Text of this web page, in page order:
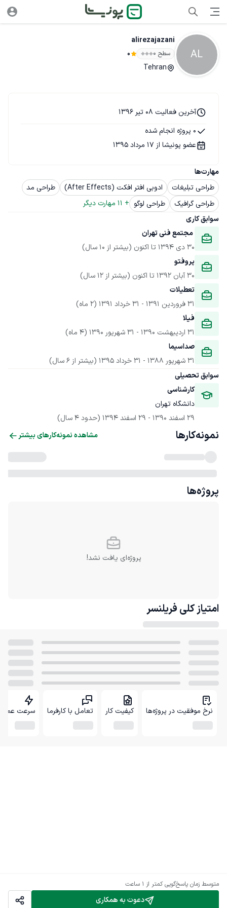
AL
alirezajazani
سطح ۰ 0
Tehran
دعوت به همکاری
متوسط زمان پاسخ‌گویی کمتر از 1 ساعت
مهارت‌ها
طراحی تبلیغات
ادوبی افتر افکت (After Effects)
طراحی مد
طراحی گرافیک
طراحی لوگو +
11 مهارت دیگر
سوابق کاری
30 دی 1394
تا اکنون (بیشتر از 10 سال)
پروفتو
30 آبان 1392
تا اکنون (بیشتر از 12 سال)
تعطیلات
31 فروردین 1391
- 31 خرداد 1391
(2 ماه)
فیلا
31 اردیبهشت 1390
- 31 شهریور 1390
(4 ماه)
صداسیما
31 شهریور 1388
- 31 خرداد 1395
(بیشتر از 6 سال)
سوابق تحصیلی
کارشناسی
دانشگاه تهران
29 اسفند 1390
- 29 اسفند 1394 (حدود 4 سال)
آخرین فعالیت 08 تیر 1396
0 پروژه انجام شده
عضو پونیشا از 17 مرداد 1395
نمونه‌کارها مشاهده نمونه‌کارهای بیشتر
پروژه‌ها
پروژه‌ای یافت نشد!
امتیاز کلی فریلنسر
نرخ موفقیت در پروژه‌ها کیفیت کار تعامل با کارفرما سرعت عمل